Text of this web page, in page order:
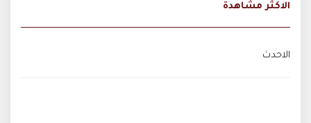
الاكثر مشاهدة
الاحدث